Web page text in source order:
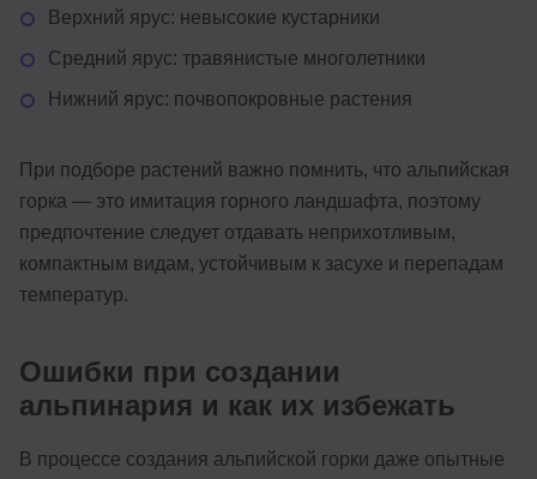
Верхний ярус: невысокие кустарники
Средний ярус: травянистые многолетники
Нижний ярус: почвопокровные растения
При подборе растений важно помнить, что альпийская
горка — это имитация горного ландшафта, поэтому
предпочтение следует отдавать неприхотливым,
компактным видам, устойчивым к засухе и перепадам
температур.
Ошибки при создании
альпинария и как их избежать
В процессе создания альпийской горки даже опытные